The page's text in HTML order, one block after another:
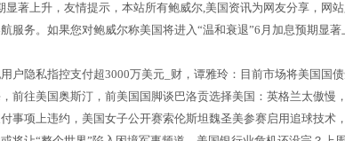
著上升，友情提示，本站所有鲍威尔,美国资讯为网友分享，网
服务。如果您对鲍威尔称美国将进入“温和衰退”6月加息预期显
户隐私指控支付超3000万美元_财，谭雅玲：目前市场将美国国
前往美国奥斯汀，前美国国脚谈巴洛贡选择美国：英格兰太傲慢
事项上违约，美国女子公开赛索伦斯坦魏圣美参赛启用追球技术